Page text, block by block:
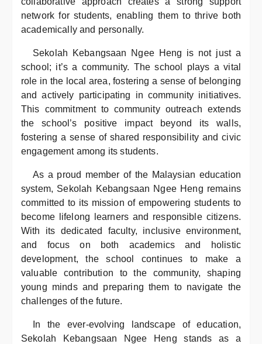
network for students, enabling them to thrive both
academically and personally.
Sekolah Kebangsaan Ngee Heng is not just a
school; it’s a community. The school plays a vital
role in the local area, fostering a sense of belonging
and actively participating in community initiatives.
This commitment to community outreach extends
the school’s positive impact beyond its walls,
fostering a sense of shared responsibility and civic
engagement among its students.
As a proud member of the Malaysian education
system, Sekolah Kebangsaan Ngee Heng remains
committed to its mission of empowering students to
become lifelong learners and responsible citizens.
With its dedicated faculty, inclusive environment,
and focus on both academics and holistic
development, the school continues to make a
valuable contribution to the community, shaping
young minds and preparing them to navigate the
challenges of the future.
In the ever-evolving landscape of education,
Sekolah Kebangsaan Ngee Heng stands as a